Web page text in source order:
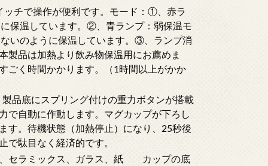
チで操作が便利です。モード：①、赤ラ
保温しています。②、青ランプ：弱保温モ
いのように保温しています。③、ランプ消
品は加熱より飲み物保温用にお薦めま
ごく時間かかります。（1時間以上がかか
品底にスプリング付けの重力ボタンが搭載
で自動に作動します。マグカップが下ろし
す。待機状態（加熱停止）になり、25秒後
で駄目なく経済的です。
、セラミックス、ガラス、紙 カップの底